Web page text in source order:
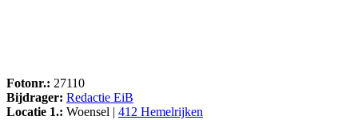
Fotonr.: 27110
Bijdrager: Redactie EiB
Locatie 1.: Woensel | 412 Hemelrijken